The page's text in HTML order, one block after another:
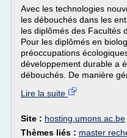
Avec les technologies
les débouchés dans les
les diplômés des Facultés
Pour les diplômés en
préoccupations
développement durable a
débouchés. De manière
Lire la suite
Site : hosting.umons.ac.be
Thèmes liés : master